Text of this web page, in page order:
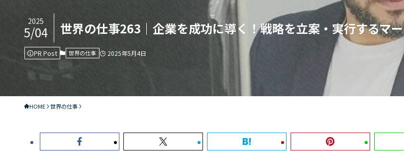
世界の仕事263｜企業を成功に導く！戦略を立案・実行するマ
2025
5/04
PR Post 世界の仕事 2025年5月4日
HOME 世界の仕事